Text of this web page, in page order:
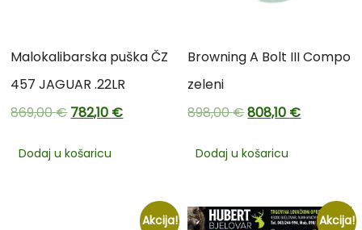
Malokalibarska puška ČZ
457 JAGUAR .22LR
869,00€782,10 €
Dodaj u košaricu
Browning A Bolt III Compo
zeleni
898,00€808,10 €
Dodaj u košaricu
Akcija! Akcija!